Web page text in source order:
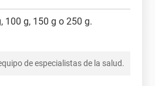
100 g, 150 g o 250 g.
de especialistas de la salud.